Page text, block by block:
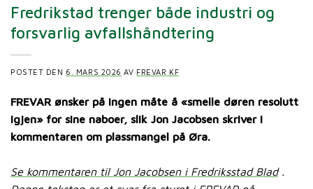
Fredrikstad trenger både industri og
forsvarlig avfallshåndtering
POSTET DEN 6. MARS 2026 AV FREVAR KF
FREVAR ønsker på ingen måte å «smelle døren resolutt
igjen» for sine naboer, slik Jon Jacobsen skriver i
kommentaren om plassmangel på Øra.
Se kommentaren til Jon Jacobsen i Fredriksstad Blad.